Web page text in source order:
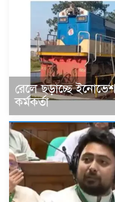
রেলে ছড়াচ্ছে
কর্মকর্তা